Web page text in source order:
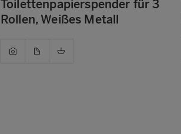
Toilettenpapierspender für 3
Rollen, Weißes Metall